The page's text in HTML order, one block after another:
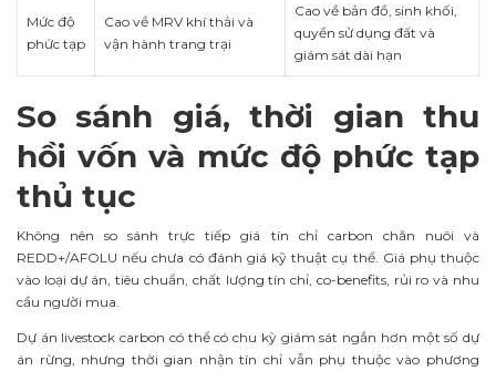
Mức độ
phức tạp
Cao về MRV khí thải và
vận hành trang trại
Cao về bản đồ, sinh khối,
quyền sử dụng đất và
giám sát dài hạn
So sánh giá, thời gian thu
hồi vốn và mức độ phức tạp
thủ tục
Không nên so sánh trực tiếp giá tín chỉ carbon chăn nuôi và
REDD+/AFOLU nếu chưa có đánh giá kỹ thuật cụ thể. Giá phụ thuộc
vào loại dự án, tiêu chuẩn, chất lượng tín chỉ, co-benefits, rủi ro và nhu
cầu người mua.
Dự án livestock carbon có thể có chu kỳ giám sát ngắn hơn một số dự
án rừng, nhưng thời gian nhận tín chỉ vẫn phụ thuộc vào phương